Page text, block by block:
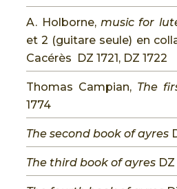
A. Holborne, music for
et 2 (guitare seule) en
Cacérès DZ 1721, DZ 1722
Thomas Campian, The
1774
The second book of ayres
The third book of ayres DZ